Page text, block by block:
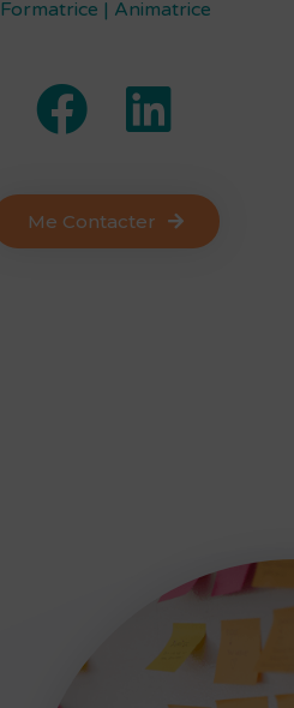
Formatrice | Animatrice
Me Contacter